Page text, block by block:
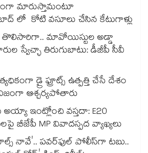
మారుస్తామంటూ
లో కోటి వసూలు చేసిన కేటుగాళ్లు
తొలిసారిగా.. మావోయిస్టుల అడ్డా
స్వేచ్ఛా తిరుగుబాటు: డీజీపీ సీవీ
డ్రై ఫ్రూట్స్ ఉత్పత్తి చేసే దేశం
ఆశ్చర్యపోతారు
ఇంట్లోంచి వస్తదా: E20
బీజేపీ MP వివాదస్పద వ్యాఖ్యలు
నావే'.. పవర్‌ఫుల్ పోలీస్‌గా టబు..